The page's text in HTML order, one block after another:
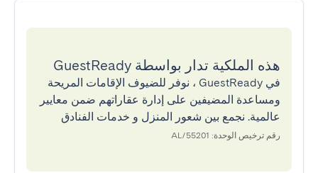
هذه الملكية تدار بواسطة GuestReady
في GuestReady ، نوفر للضيوف الإقامات المريحة
ومساعدة المضيفين على إدارة عقاراتهم ضمن معايير
عالمية. نجمع بين شعور المنزل و خدمات الفنادق
رقم ترخيص الوحدة: 55201/AL